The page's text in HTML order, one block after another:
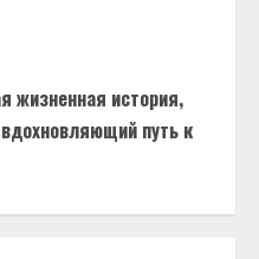
жизненная история,
путь к